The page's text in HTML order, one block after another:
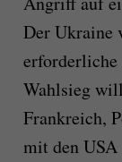
Der Ukraine
erforderliche
Wahlsieg
Frankreich,
mit den